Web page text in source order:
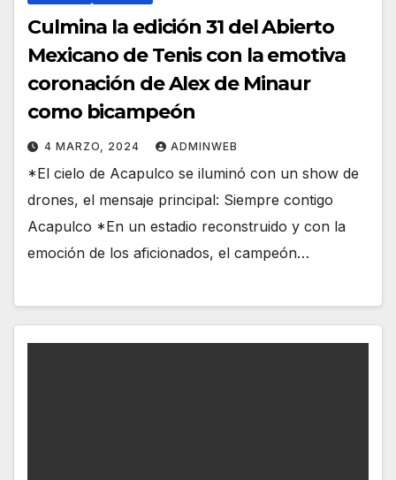
Culmina la edición 31 del Abierto
Mexicano de Tenis con la emotiva
coronación de Alex de Minaur
como bicampeón
4 MARZO, 2024 ADMINWEB
*El cielo de Acapulco se iluminó con un show de
drones, el mensaje principal: Siempre contigo
Acapulco *En un estadio reconstruido y con la
emoción de los aficionados, el campeón…